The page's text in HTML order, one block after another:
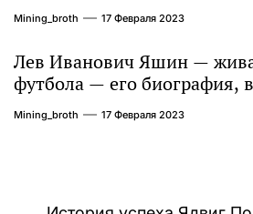
Mining_broth 17 Февраля 2023
Лев Иванович Яшин —
футбола — его биография,
достижения и интересная
Mining_broth 17 Февраля 2023